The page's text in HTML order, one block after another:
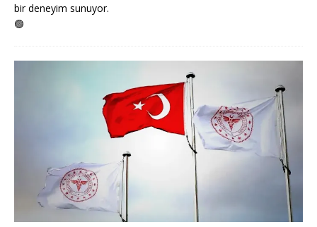
bir deneyim sunuyor.
🟢